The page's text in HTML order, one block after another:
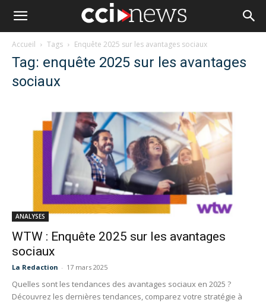
Accueil Tags Enquête 2025 sur les avantages sociaux
Tag: enquête 2025 sur les avantages
sociaux
ANALYSES
WTW : Enquête 2025 sur les avantages
sociaux
La Redaction - 17 mars 2025
Quelles sont les tendances des avantages sociaux en 2025 ?
Découvrez les dernières tendances, comparez votre stratégie à